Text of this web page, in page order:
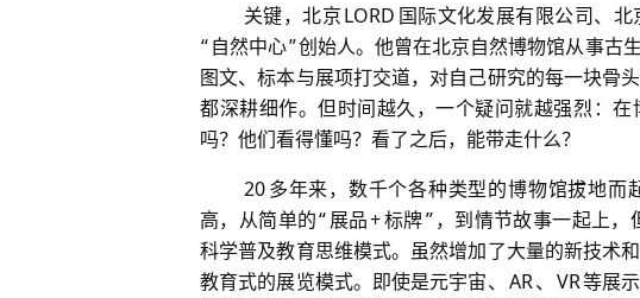
关键，北京 LORD 国际文化发展有限公司、北
“ 自然中心”创始人。他曾在北京自然博物馆从事古
图文、标本与展项打交道，对自己研究的每一块骨
都深耕细作。但时间越久，一个疑问就越强烈：
吗？他们看得懂吗？看了之后，能带走什么？
20 多年来，数千个各种类型的博物馆拔地而
高，从简单的“ 展品+标牌” ，到情节故事一起上，
科学普及教育思维模式。虽然增加了大量的新技术
教育式的展览模式。即使是元宇宙、
AR、 VR等展